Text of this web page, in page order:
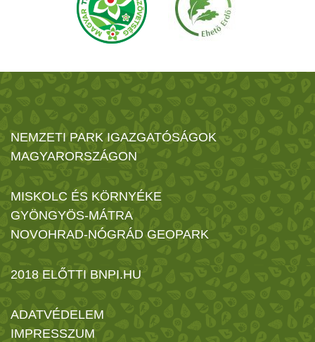
NEMZETI PARK IGAZGATÓSÁGOK
MAGYARORSZÁGON
MISKOLC ÉS KÖRNYÉKE
GYÖNGYÖS-MÁTRA
NOVOHRAD-NÓGRÁD GEOPARK
2018 ELŐTTI BNPI.HU
ADATVÉDELEM
IMPRESSZUM